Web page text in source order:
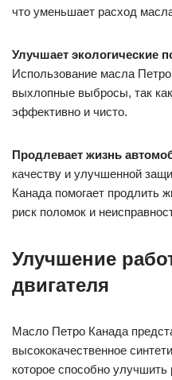
что уменьшает расход
Улучшает экологические
Использование масла
выхлопные выбросы, так
эффективно и чисто.
Продлевает жизнь
качеству и улучшенной
Канада помогает продлить
риск поломок и
Улучшение
двигателя
Масло Петро Канада
высококачественное
которое способно